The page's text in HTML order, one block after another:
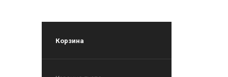
Корзина